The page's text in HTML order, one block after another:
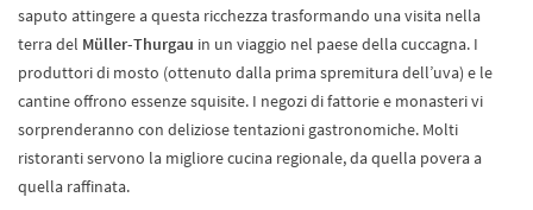
saputo attingere a questa ricchezza trasformando una visita nella
terra del Müller-Thurgau in un viaggio nel paese della cuccagna. I
produttori di mosto (ottenuto dalla prima spremitura dell’uva) e le
cantine offrono essenze squisite. I negozi di fattorie e monasteri vi
sorprenderanno con deliziose tentazioni gastronomiche. Molti
ristoranti servono la migliore cucina regionale, da quella povera a
quella raffinata.